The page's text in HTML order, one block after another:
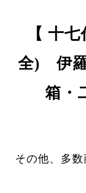
【 十
全) 伊
箱・
その他、多